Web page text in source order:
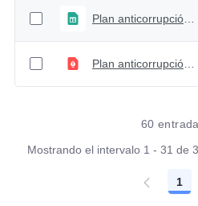
Plan anticorrupción y de atención al ciudadano - Versión 1
Plan anticorrupción y de atención al ciudadano PAAC 2022 - Versión 1
60
Mostrando el intervalo 1 - 31 de
1